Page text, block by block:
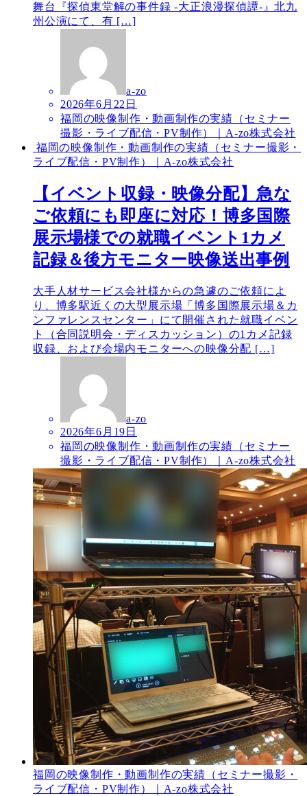
舞台『探偵東堂解の事件録 -大正浪漫探偵譚-』北九
州公演にて、有 […]
a-zo
2026年6月22日
福岡の映像制作・動画制作の実績（セミナー
撮影・ライブ配信・PV制作）｜A-zo株式会社
福岡の映像制作・動画制作の実績（セミナー撮影・
ライブ配信・PV制作）｜A-zo株式会社
【イベント収録・映像分配】急な
ご依頼にも即座に対応！博多国際
展示場様での就職イベント1カメ
記録＆後方モニター映像送出事例
大手人材サービス会社様からの急遽のご依頼によ
り、博多駅近くの大型展示場「博多国際展示場＆カ
ンファレンスセンター」にて開催された就職イベン
ト（合同説明会・ディスカッション）の1カメ記録
収録、および会場内モニターへの映像分配 […]
a-zo
2026年6月19日
福岡の映像制作・動画制作の実績（セミナー
撮影・ライブ配信・PV制作）｜A-zo株式会社
福岡の映像制作・動画制作の実績（セミナー撮影・
ライブ配信・PV制作）｜A-zo株式会社